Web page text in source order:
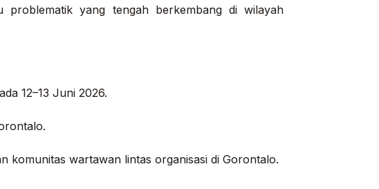
problematik yang tengah berkembang di wilayah
12–13 Juni 2026.
komunitas wartawan lintas organisasi di Gorontalo.